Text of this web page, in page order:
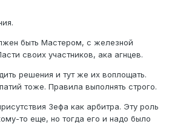
быть Мастером, с железной
своих участников, ака агнцев.
решения и тут же их воплощать.
тоже. Правила выполнять строго.
Зефа как арбитра. Эту роль
то еще, но тогда его и надо было